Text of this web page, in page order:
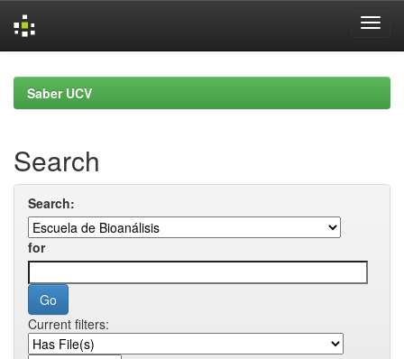
navigationSaber UCV
Search
Search:
for
Current filters: